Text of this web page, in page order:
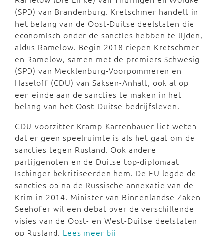
(SPD) van Brandenburg. Kretschmer handelt in
het belang van de Oost-Duitse deelstaten die
economisch onder de sancties hebben te lijden,
aldus Ramelow. Begin 2018 riepen Kretschmer
en Ramelow, samen met de premiers Schwesig
(SPD) van Mecklenburg-Voorpommeren en
Haseloff (CDU) van Saksen-Anhalt, ook al op
een einde aan de sancties te maken in het
belang van het Oost-Duitse bedrijfsleven.
CDU-voorzitter Kramp-Karrenbauer liet weten
dat er geen speelruimte is als het gaat om de
sancties tegen Rusland. Ook andere
partijgenoten en de Duitse top-diplomaat
Ischinger bekritiseerden hem. De EU legde de
sancties op na de Russische annexatie van de
Krim in 2014. Minister van Binnenlandse Zaken
Seehofer wil een debat over de verschillende
visies van de Oost- en West-Duitse deelstaten
op Rusland. Lees meer bij